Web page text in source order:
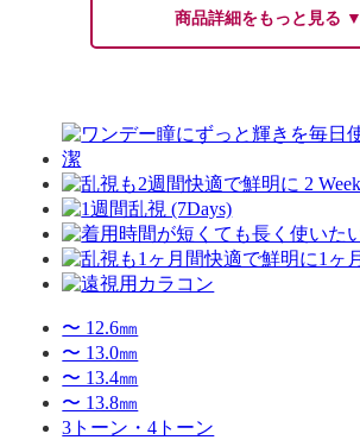
商品詳細をもっと見る ▼
〜 12.6㎜
〜 13.0㎜
〜 13.4㎜
〜 13.8㎜
3トーン・4トーン